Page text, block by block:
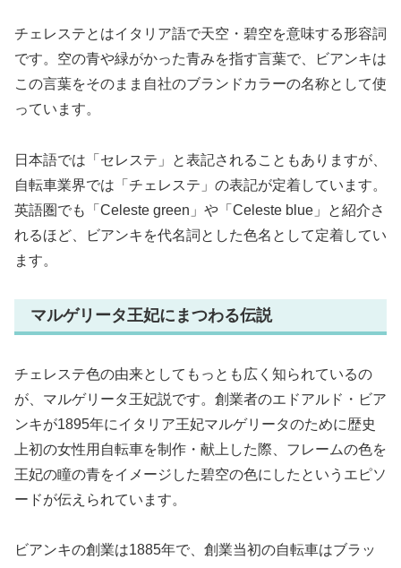
チェレステとはイタリア語で天空・碧空を意味する形容詞
です。空の青や緑がかった青みを指す言葉で、ビアンキは
この言葉をそのまま自社のブランドカラーの名称として使
っています。
日本語では「セレステ」と表記されることもありますが、
自転車業界では「チェレステ」の表記が定着しています。
英語圏でも「Celeste green」や「Celeste blue」と紹介さ
れるほど、ビアンキを代名詞とした色名として定着してい
ます。
マルゲリータ王妃にまつわる伝説
チェレステ色の由来としてもっとも広く知られているの
が、マルゲリータ王妃説です。創業者のエドアルド・ビア
ンキが1895年にイタリア王妃マルゲリータのために歴史
上初の女性用自転車を制作・献上した際、フレームの色を
王妃の瞳の青をイメージした碧空の色にしたというエピソ
ードが伝えられています。
ビアンキの創業は1885年で、創業当初の自転車はブラッ